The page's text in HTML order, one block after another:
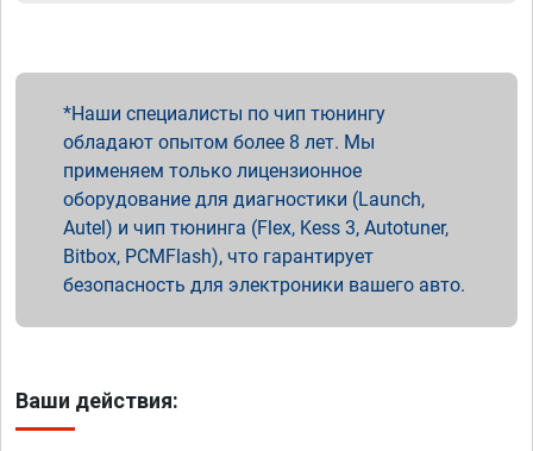
Наши специалисты по чип тюнингу
обладают опытом более 8 лет. Мы
применяем только лицензионное
оборудование для диагностики (Launch,
Autel) и чип тюнинга (Flex, Kess 3, Autotuner,
Bitbox, PCMFlash), что гарантирует
безопасность для электроники вашего авто.
Ваши действия: